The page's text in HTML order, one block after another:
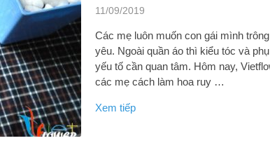
11/09/2019
Các mẹ luôn muốn con gái mình
yêu. Ngoài quần áo thì kiểu tóc và
yếu tố cần quan tâm. Hôm nay,
các mẹ cách làm hoa ruy …
Xem tiếp